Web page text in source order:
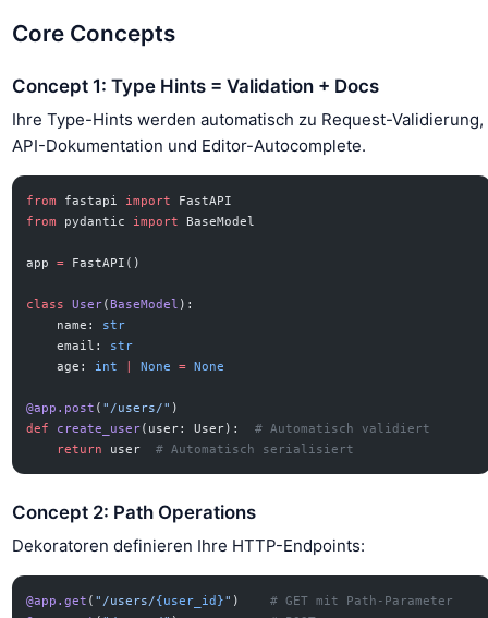
Core Concepts
Concept 1: Type Hints = Validation + Docs
Ihre Type-Hints werden automatisch zu Request-Validierung,
API-Dokumentation und Editor-Autocomplete.
from fastapi import
FastAPI
from
pydantic import BaseModel
app = FastAPI()
class User( BaseModel ):
    name:
str
    email:
str
    age:
int None = None
@app.post ( "/users/" )
def
create_user(user: User): # Automatisch validiert
    return
user # Automatisch serialisiert
Concept 2: Path Operations
Dekoratoren definieren Ihre HTTP-Endpoints:
@app.get ( "/users/{user_id}" ) # GET mit Path-Parameter